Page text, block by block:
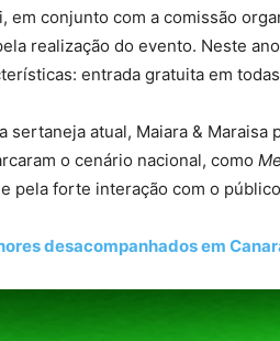
conjunto com a comissão
realização do evento. Neste
entrada gratuita em
sertaneja atual, Maiara &
o cenário nacional, como
pela forte interação com o
desacompanhados em